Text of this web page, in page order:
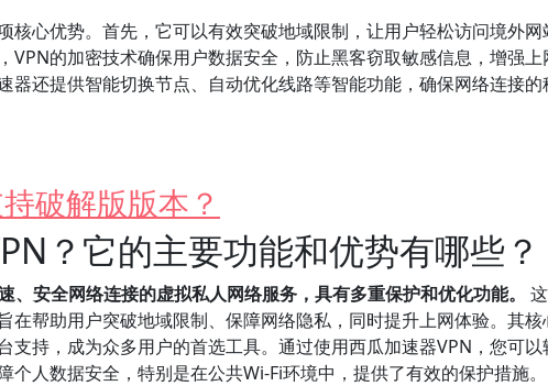
核心优势。首先，它可以有效突破地域限制，让用户轻松访问境外网
VPN的加密技术确保用户数据安全，防止黑客窃取敏感信息，增强上
器还提供智能切换节点、自动优化线路等智能功能，确保网络连接的
破解版版本？
？它的主要功能和优势有哪些？
安全网络连接的虚拟私人网络服务，具有多重保护和优化功能。
在帮助用户突破地域限制、保障网络隐私，同时提升上网体验。其核
支持，成为众多用户的首选工具。通过使用西瓜加速器VPN，您可以
人数据安全，特别是在公共Wi-Fi环境中，提供了有效的保护措施。